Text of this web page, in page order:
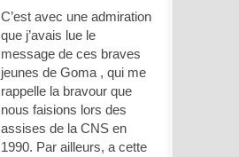
C’est avec une admiration
que j’avais lue le
message de ces braves
jeunes de Goma , qui me
rappelle la bravour que
nous faisions lors des
assises de la CNS en
1990. Par ailleurs, a cette